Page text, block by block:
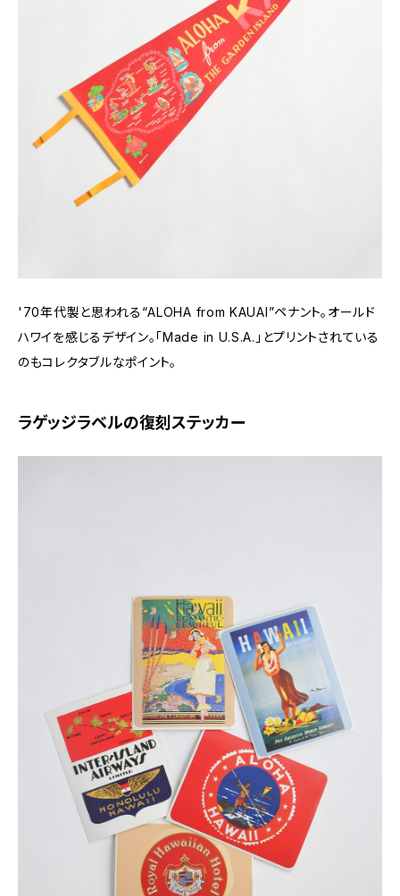
'70年代製と思われる“ALOHA from KAUAI”ペナント。オールド
ハワイを感じるデザイン。「Made in U.S.A.」とプリントされている
のもコレクタブルなポイント。
ラゲッジラベルの復刻ステッカー